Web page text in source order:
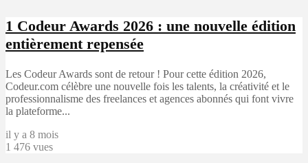
1 Codeur Awards 2026 : une nouvelle édition
entièrement repensée
Les Codeur Awards sont de retour ! Pour cette édition 2026,
Codeur.com célèbre une nouvelle fois les talents, la créativité et le
professionnalisme des freelances et agences abonnés qui font vivre
la plateforme...
il y a 8 mois
1 476 vues